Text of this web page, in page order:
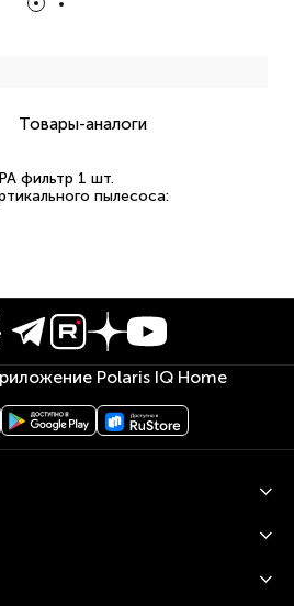
Товары-аналоги
фильтр 1 шт.
пылесоса:
Polaris IQ Home